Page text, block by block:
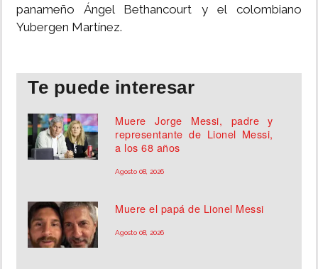
panameño Ángel Bethancourt y el colombiano
Yubergen Martínez.
Te puede interesar
Muere Jorge Messi, padre y
representante de Lionel Messi,
a los 68 años
Agosto 08, 2026
Muere el papá de Lionel Messi
Agosto 08, 2026